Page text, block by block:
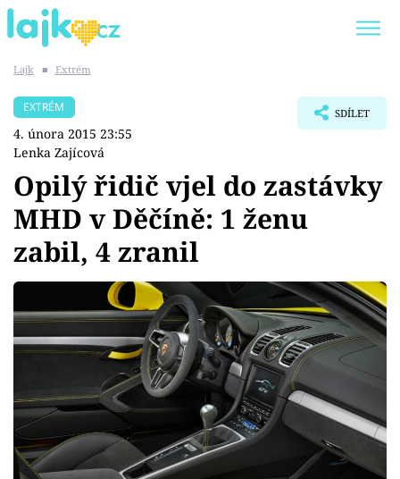
SHOPAHOLICADEL
Témata
Showbyznys
Youtubeři
Virály
Sex a vztahy
Videa
Lajk ■ Extrém
EXTRÉM
4. února 2015 23:55
Lenka Zajícová
SDÍLET
Opilý řidič vjel do zastávky
MHD v Děčíně: 1 ženu
zabil, 4 zranil